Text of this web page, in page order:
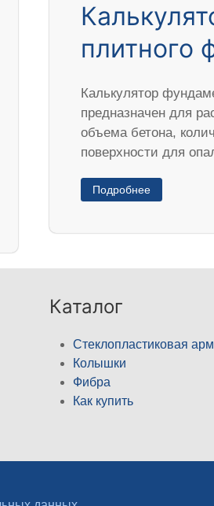
плитного
Калькулятор
предназначен для
объема бетона,
поверхности для
Подробнее
Каталог
Стеклопластиковая
Колышки
Фибра
Как купить